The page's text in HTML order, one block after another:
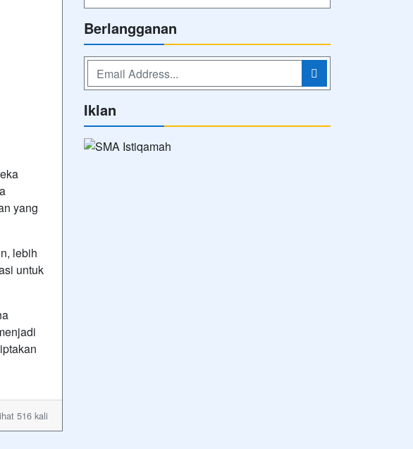
yang
lebih
untuk
516 kali
Berlangganan
Iklan